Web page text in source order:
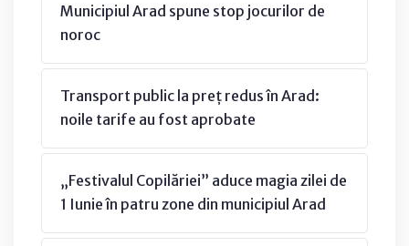
Municipiul Arad spune stop jocurilor de
noroc
Transport public la preț redus în Arad:
noile tarife au fost aprobate
„Festivalul Copilăriei” aduce magia zilei de
1 Iunie în patru zone din municipiul Arad